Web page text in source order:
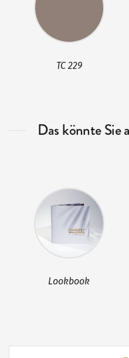
TC 229
Das könnte Sie
Lookbook